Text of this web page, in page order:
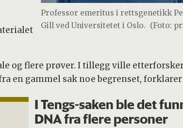
Professor emeritus i rettsgenetikk
Gill ved Universitetet i Oslo. (Foto:
og flere prøver. I tillegg ville
en gammel sak noe begrenset,
I Tengs-saken ble det
DNA fra flere personer